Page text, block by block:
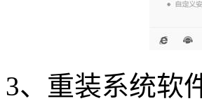
3、重装系统软